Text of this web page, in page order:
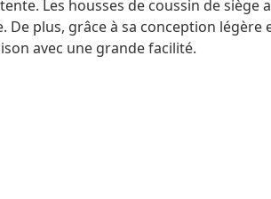
Les housses de coussin de siège
plus, grâce à sa conception légère
avec une grande facilité.